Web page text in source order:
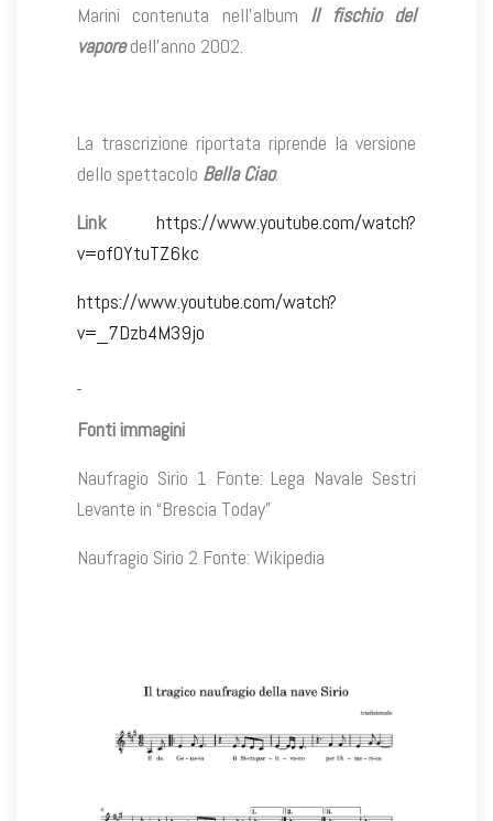
Marini contenuta nell’album Il fischio del
vaporedell’anno 2002.
La trascrizione riportata riprende la versione
dello spettacolo Bella Ciao.
Link https://www.youtube.com/watch?
v=ofOYtuTZ6kc
https://www.youtube.com/watch?
v=_7Dzb4M39jo
Fonti immagini
Naufragio Sirio 1 Fonte: Lega Navale Sestri
Levante in “Brescia Today”
Naufragio Sirio 2 Fonte: Wikipedia